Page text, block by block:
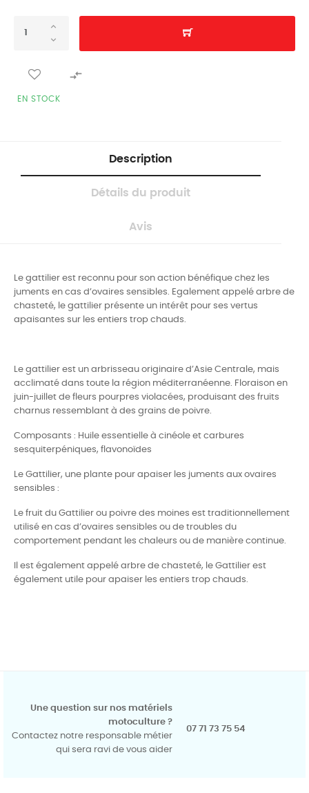

EN STOCK
Description
Détails du produit
Avis
Le gattilier est reconnu pour son action bénéfique chez les
juments en cas d’ovaires sensibles. Egalement appelé arbre de
chasteté, le gattilier présente un intérêt pour ses vertus
apaisantes sur les entiers trop chauds.
Le gattilier est un arbrisseau originaire d’Asie Centrale, mais
acclimaté dans toute la région méditerranéenne. Floraison en
juin-juillet de fleurs pourpres violacées, produisant des fruits
charnus ressemblant à des grains de poivre.
Composants : Huile essentielle à cinéole et carbures
sesquiterpéniques, flavonoïdes
Le Gattilier, une plante pour apaiser les juments aux ovaires
sensibles :
Le fruit du Gattilier ou poivre des moines est traditionnellement
utilisé en cas d’ovaires sensibles ou de troubles du
comportement pendant les chaleurs ou de manière continue.
Il est également appelé arbre de chasteté, le Gattilier est
également utile pour apaiser les entiers trop chauds.
Une question sur nos matériels
motoculture ?
Contactez notre responsable métier
qui sera ravi de vous aider
07 71 73 75 54